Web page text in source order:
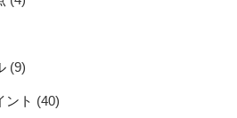
(9)
ント (40)